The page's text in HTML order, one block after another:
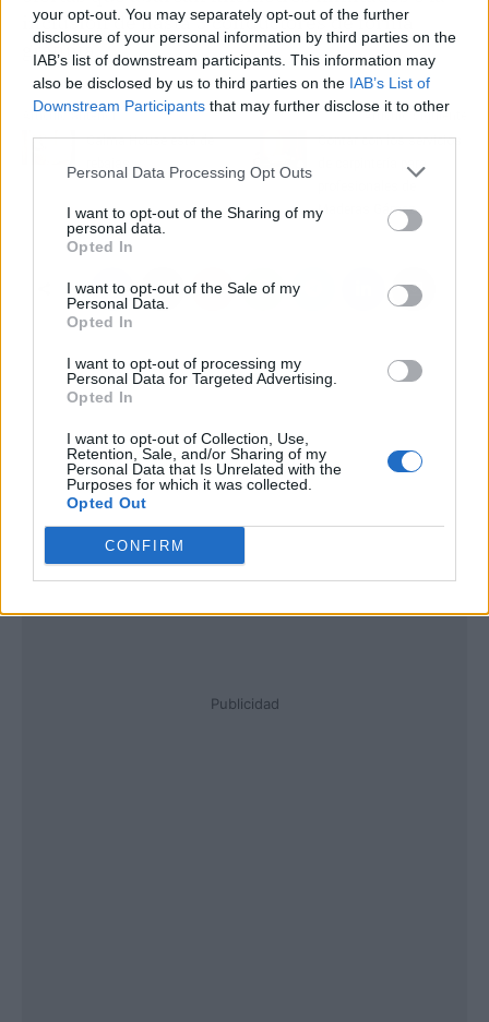
your opt-out. You may separately opt-out of the further
disclosure of your personal information by third parties on the
IAB’s list of downstream participants. This information may
also be disclosed by us to third parties on the IAB’s List of
Downstream Participants that may further disclose it to other
Personal Data Processing Opt Outs
I want to opt-out of the Sharing of my
personal data.
Opted In
I want to opt-out of the Sale of my
Personal Data.
Opted In
I want to opt-out of processing my
Personal Data for Targeted Advertising.
Opted In
I want to opt-out of Collection, Use,
Retention, Sale, and/or Sharing of my
Personal Data that Is Unrelated with the
Purposes for which it was collected.
Opted Out
CONFIRM
inclusión de hasta 3 conductores de forma
gratuita.
Artículo anterior
Calma House está de
rebajas
Artículo siguiente
Contar con los servicios
de carpintería para
Maderas Gámez
Publicidad